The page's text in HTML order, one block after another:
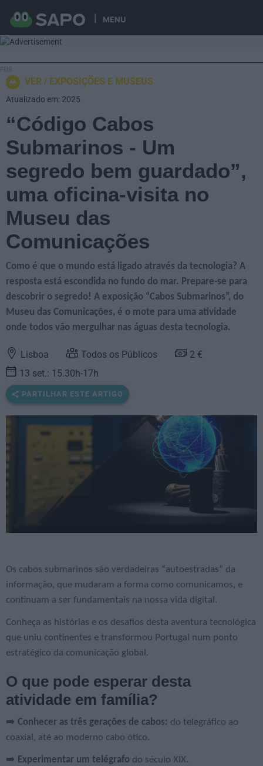
MENU
VER EXPOSIÇÕES E MUSEUS
“Código Cabos
Submarinos - Um
segredo bem guardado”,
uma oficina-visita no
Museu das
Comunicações
Como é que o mundo está ligado através da tecnologia? A
resposta está escondida no fundo do mar. Prepare-se para
descobrir o segredo! A exposição “Cabos Submarinos”, do
Museu das Comunicações, é o mote para uma atividade
onde todos vão mergulhar nas águas desta tecnologia.
Lisboa Todos os Públicos
2 €
13 set.: 15.30h-17h
PARTILHAR ESTE ARTIGO
Os cabos submarinos são verdadeiras “autoestradas” da
informação, que mudaram a forma como comunicamos, e
continuam a ser fundamentais na nossa vida digital.
Conheça as histórias e os desafios desta aventura tecnológica
que uniu continentes e transformou Portugal num ponto
estratégico da comunicação global.
O que pode esperar desta
atividade em família?
➡️ Conhecer as três gerações de cabos: do telegráfico ao
coaxial, até ao moderno cabo ótico.
➡️ Experimentar um telégrafo do século XIX.
Atualizado em: 2025